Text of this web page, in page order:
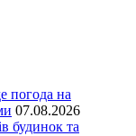
погода на
07.08.2026
будинок та